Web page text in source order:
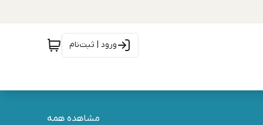
ورود | ثبت‌نام
مشاهده همه